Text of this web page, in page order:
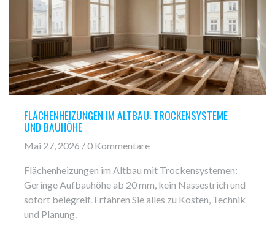
FLÄCHENHEIZUNGEN IM ALTBAU: TROCKENSYSTEME
UND BAUHÖHE
Mai 27, 2026 / 0 Kommentare
Flächenheizungen im Altbau mit Trockensystemen:
Geringe Aufbauhöhe ab 20 mm, kein Nassestrich und
sofort belegreif. Erfahren Sie alles zu Kosten, Technik
und Planung.